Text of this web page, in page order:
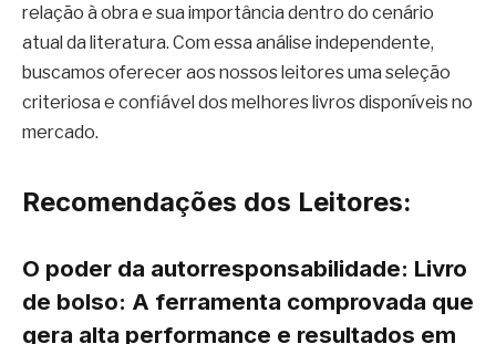
relação à obra e sua importância dentro do cenário
atual da literatura. Com essa análise independente,
buscamos oferecer aos nossos leitores uma seleção
criteriosa e confiável dos melhores livros disponíveis no
mercado.
Recomendações dos Leitores:
O poder da autorresponsabilidade: Livro
de bolso: A ferramenta comprovada que
gera alta performance e resultados em